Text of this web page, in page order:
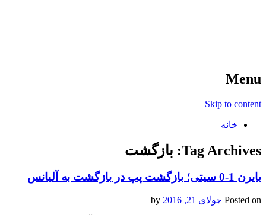
Menu
Skip to content
خانه
Tag Archives: بازگشت
بایرن 1-0 سیتی؛ بازگشت پپ در بازگشت به آلیانس
Posted on جولای 21, 2016